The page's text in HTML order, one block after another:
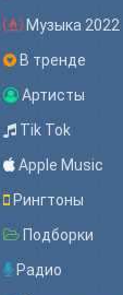
Музыка 2022
В тренде
Артисты
Tik Tok
Apple Music
Рингтоны
Подборки
Радио